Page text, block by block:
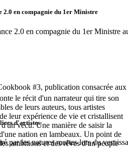
2.0 en compagnie du 1er Ministre
2.0 en compagnie du 1er Ministre
#3, publication consacrée
d'artistes
par les natures mortes lors du
le récit d'un narrateur qui tire son
de leurs auteurs, tous artistes
leur expérience de vie et cristallisent
vécu. Une manière de saisir la
nation en lambeaux. Un point de
ambitions et des rêves d'un peuple